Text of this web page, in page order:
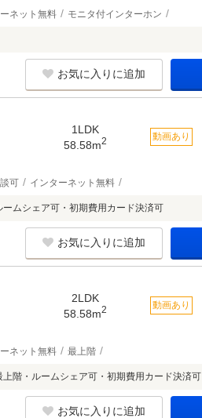
ネット無料 モニタ付インターホン
お気に入りに追加
1LDK
58.58m2 動画あり
可 インターネット無料
ムシェア可・初期費用カード決済可
お気に入りに追加
2LDK
58.58m2 動画あり
ネット無料 最上階
階・ルームシェア可・初期費用カード決済可
お気に入りに追加